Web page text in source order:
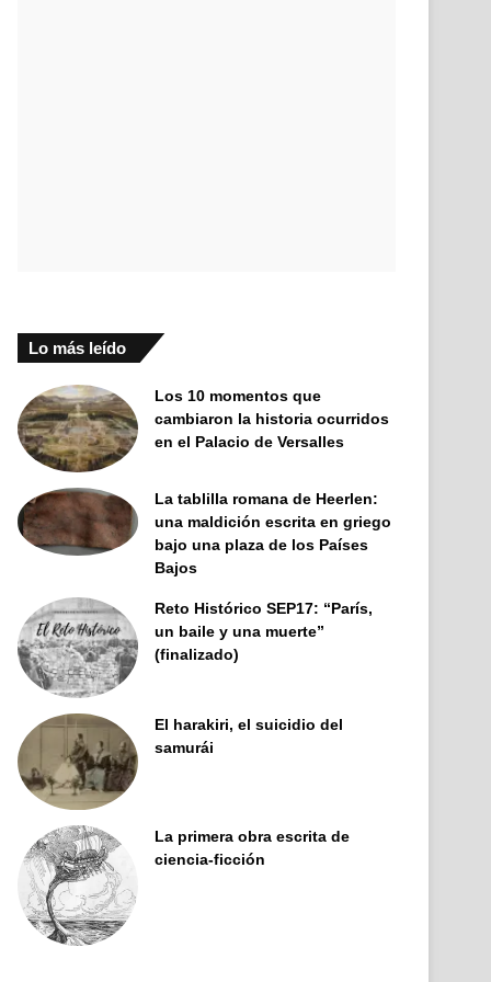
Lo más leído
Los 10 momentos que
cambiaron la historia ocurridos
en el Palacio de Versalles
La tablilla romana de Heerlen:
una maldición escrita en griego
bajo una plaza de los Países
Bajos
Reto Histórico SEP17: “París,
un baile y una muerte”
(finalizado)
El harakiri, el suicidio del
samurái
La primera obra escrita de
ciencia-ficción